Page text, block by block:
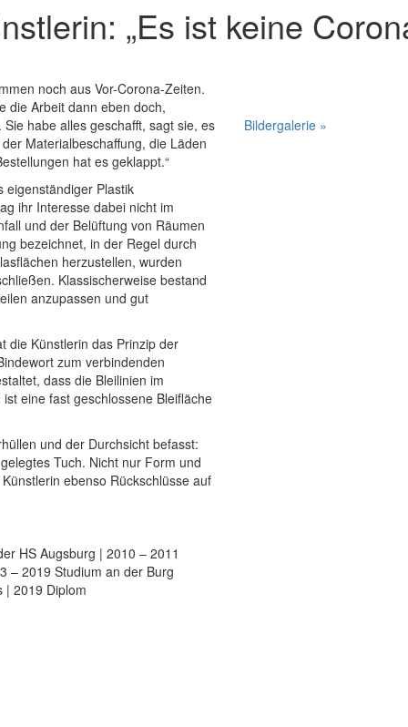
„Es ist keine
noch aus Vor-Corona-Zeiten.
die Arbeit dann eben doch,
habe alles geschafft, sagt sie, es
Materialbeschaffung, die Läden
hat es geklappt.“
eigenständiger Plastik
ihr Interesse dabei nicht im
und der Belüftung von Räumen
bezeichnet, in der Regel durch
herzustellen, wurden
Klassischerweise bestand
anzupassen und gut
die Künstlerin das Prinzip der
zum verbindenden
dass die Bleilinien im
eine fast geschlossene Bleifläche
und der Durchsicht befasst:
Tuch. Nicht nur Form und
ebenso Rückschlüsse auf
HS Augsburg | 2010 – 2011
– 2019 Studium an der Burg
| 2019 Diplom
Bildergalerie »